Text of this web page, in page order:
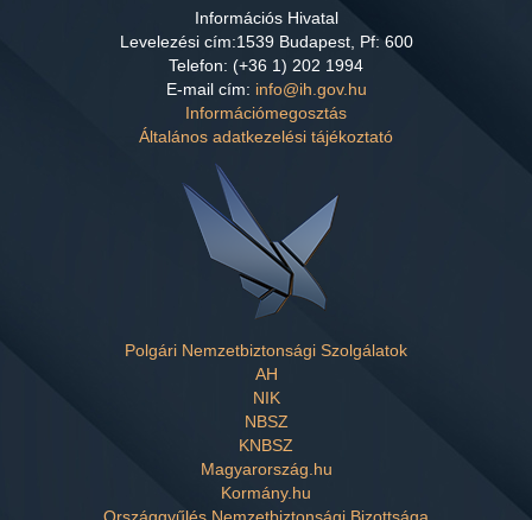
Információs Hivatal
Levelezésicím:1539 Budapest, Pf: 600
Telefon: (+36 1) 202 1994
E-mail cím: info@ih.gov.hu
Információmegosztás
Általános adatkezelési tájékoztató
Polgári Nemzetbiztonsági Szolgálatok
AH
NIK
NBSZ
KNBSZ
Magyarország.hu
Kormány.hu